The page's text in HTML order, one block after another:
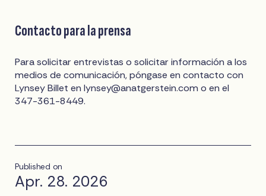
Contacto para la prensa
Para solicitar entrevistas o solicitar información a los
medios de comunicación, póngase en contacto con
Lynsey Billet enlynsey@anatgerstein.com o en el
347-361-8449.
Published on
Apr. 28. 2026